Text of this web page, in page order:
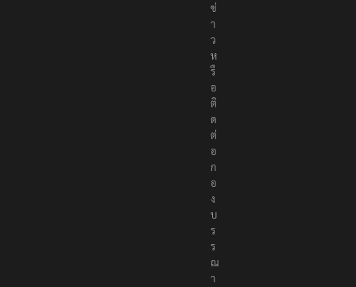
ข่
า
ว
ห
รื
อ
ติ
ด
ต่
อ
ก
อ
ง
บ
ร
ร
ณ
า